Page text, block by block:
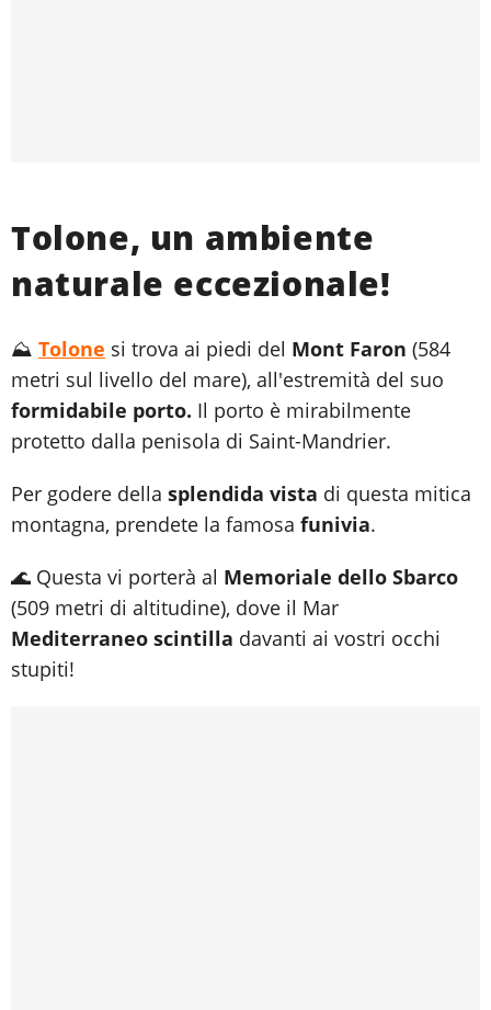
Tolone, un ambiente
naturale eccezionale!
⛰️ Tolone si trova ai piedi del Mont Faron (584
metri sul livello del mare), all'estremità del suo
formidabile porto. Il porto è mirabilmente
protetto dalla penisola di Saint-Mandrier.
Per godere della splendida vista di questa mitica
montagna, prendete la famosa funivia.
🌊 Questa vi porterà al Memoriale dello Sbarco
(509 metri di altitudine), dove il Mar
Mediterraneo scintilla davanti ai vostri occhi
stupiti!